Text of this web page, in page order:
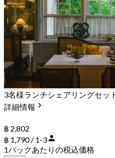
3名様ランチシェアリングセッ
詳細情報
฿ 2,802
฿ 1,790 / 1-3
1パックあたりの税込価格